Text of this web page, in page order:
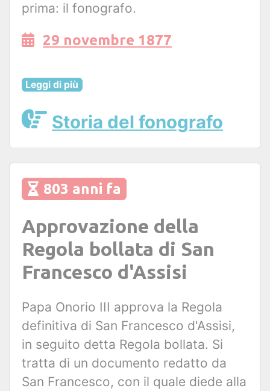
prima: il fonografo.
29 novembre 1877
Leggi di più
Storia del fonografo
803 anni fa
Approvazione della
Regola bollata di San
Francesco d'Assisi
Papa Onorio III approva la Regola
definitiva di San Francesco d'Assisi,
in seguito detta Regola bollata. Si
tratta di un documento redatto da
San Francesco, con il quale diede alla